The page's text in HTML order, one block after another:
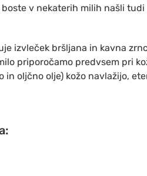
v nekaterih milih našli
izvleček bršljana in kavna
priporočamo predvsem pri
oljčno olje) kožo navlažijo,